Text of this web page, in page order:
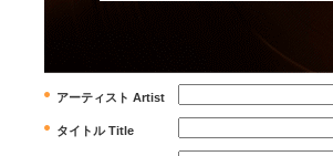
アーティスト Artist
タイトル Title